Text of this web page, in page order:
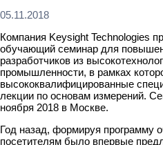
05.11.2018
Компания Keysight Technologies
обучающий семинар для
разработчиков из
промышленности, в рамках
высококвалифицированные
лекции по основам измерений.
ноября 2018 в Москве.
Год назад, формируя программу
посетителям было впервые